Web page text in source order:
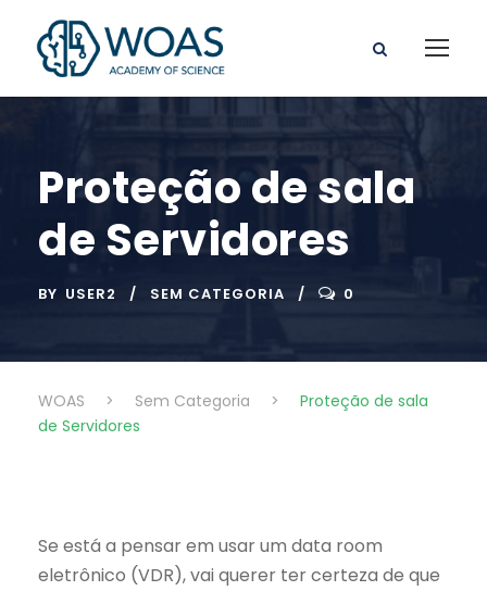
Proteção de sala
de Servidores
BY USER2 SEM CATEGORIA 0
WOAS > Sem Categoria >
Proteção de sala
de Servidores
Se está a pensar em usar um data room
eletrônico (VDR), vai querer ter certeza de que